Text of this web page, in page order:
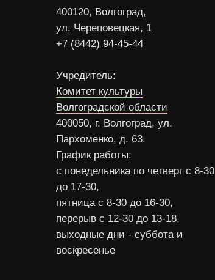
400120, Волгоград,
ул. Череповецкая, 1
+7 (8442) 94-45-44
Учредитель:
Комитет культуры
Волгоградской области
400050, г. Волгоград, ул.
Пархоменко, д. 63.
График работы:
с понедельника по четверг с 8-30
до 17-30,
пятница с 8-30 до 16-30,
перерыв с 12-30 до 13-18,
выходные дни - суббота и
воскресенье